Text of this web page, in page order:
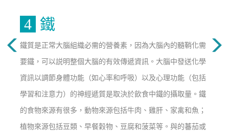
4 鐵
鐵質是正常大腦組織必需的營養素，因為大腦內的髓鞘化需
要鐵，可以説明整個大腦的有效傳遞資訊。大腦中發送化學
資訊以調節身體功能（如心率和呼吸）以及心理功能（包括
學習和注意力）的神經遞質是取決於飲食中鐵的攝取量。鐵
的食物來源有很多，動物來源包括牛肉、雞肝、家禽和魚；
植物來源包括豆類、早餐穀物、豆腐和菠菜等。與的蕃茄或